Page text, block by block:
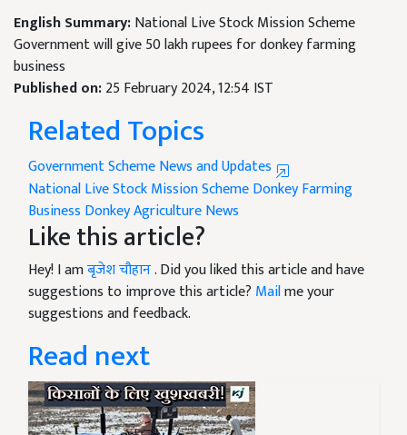
English Summary:National Live Stock Mission Scheme
Government will give 50 lakh rupees for donkey farming
business
Published on:25 February 2024, 12:54 IST
Related Topics
Government Scheme News and Updates
National Live Stock Mission SchemeDonkey Farming
Business DonkeyAgriculture News
Like this article?
Hey! I amबृजेश चौहान. Did you liked this article and have
suggestions to improve this article? Mailme your
suggestions and feedback.
Read next